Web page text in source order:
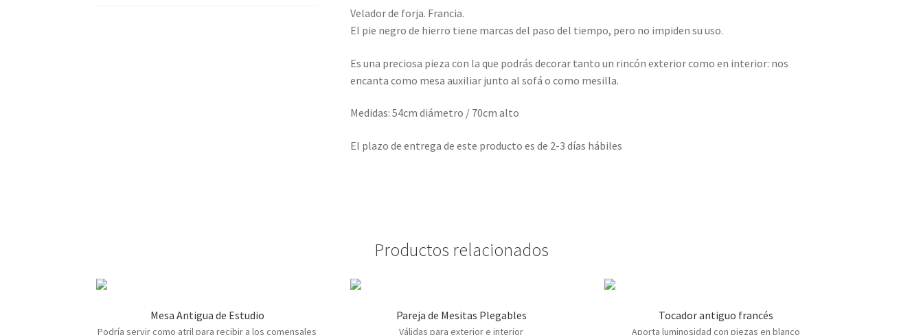
Velador de forja. Francia.
El pie negro de hierro tiene marcas del paso del tiempo, pero no impiden su uso.
Es una preciosa pieza con la que podrás decorar tanto un rincón exterior como en interior: nos
encanta como mesa auxiliar junto al sofá o como mesilla.
Medidas: 54cm diámetro / 70cm alto
El plazo de entrega de este producto es de 2-3 días hábiles
Productos relacionados
Mesa Antigua de Estudio
Podría servir como atril para recibir a los comensales
Pareja de Mesitas Plegables
Válidas para exterior e interior
Tocador antiguo francés
Aporta luminosidad con piezas en blanco